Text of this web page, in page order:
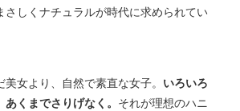
さしくナチュラルが時代に求められてい
女より、自然で素直な女子。 いろいろ
くまでさりげなく。 それが理想のハニ